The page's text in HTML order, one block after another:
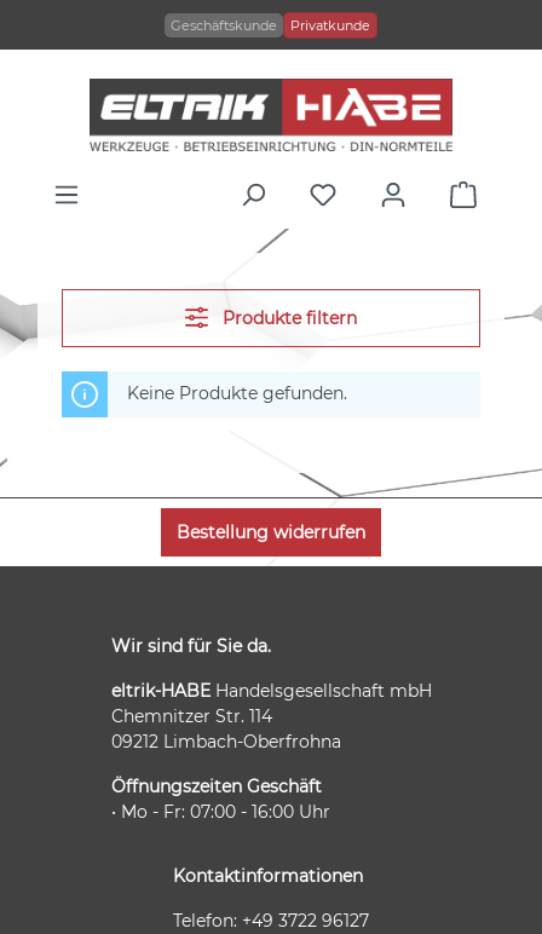
Geschäftskunde Privatkunde
Produkte filtern
Keine Produkte gefunden.
Bestellung widerrufen
Wir sind für Sie da.
eltrik-HABEHandelsgesellschaft mbH
Chemnitzer Str. 114
09212 Limbach-Oberfrohna
Öffnungszeiten Geschäft
• Mo - Fr: 07:00 - 16:00 Uhr
Kontaktinformationen
Telefon: +49 3722 96127